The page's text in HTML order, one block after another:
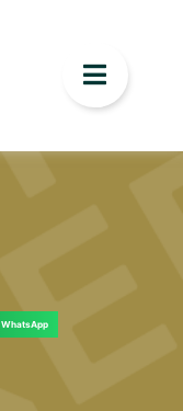
WhatsApp